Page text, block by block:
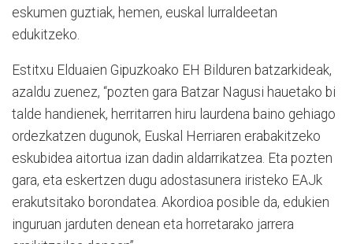
eskumen guztiak, hemen, euskal lurraldeetan
edukitzeko.
Estitxu Elduaien Gipuzkoako EH Bilduren batzarkideak,
azaldu zuenez, “pozten gara Batzar Nagusi hauetako bi
talde handienek, herritarren hiru laurdena baino gehiago
ordezkatzen dugunok, Euskal Herriaren erabakitzeko
eskubidea aitortua izan dadin aldarrikatzea. Eta pozten
gara, eta eskertzen dugu adostasunera iristeko EAJk
erakutsitako borondatea. Akordioa posible da, edukien
inguruan jarduten denean eta horretarako jarrera